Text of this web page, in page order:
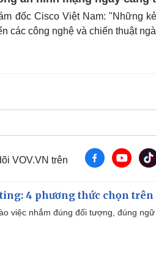
đốc Cisco Việt Nam: "Những
các công nghệ và chiến thuật
VOV.VN trên
4 phương thức chọn trên
việc nhắm đúng đối tượng, đúng